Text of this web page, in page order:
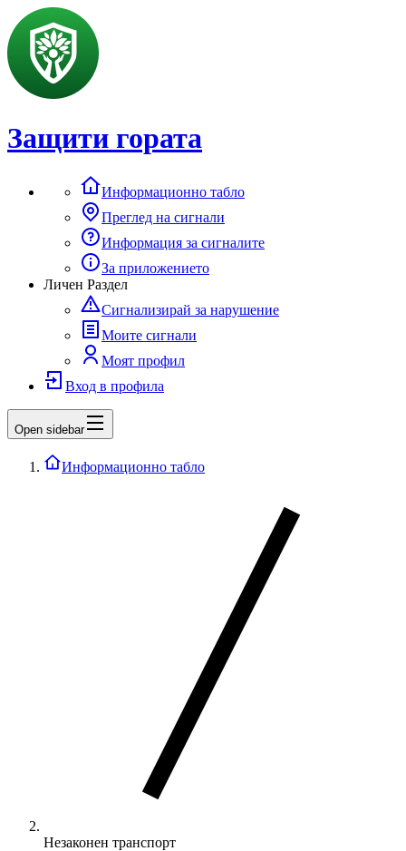
Защити гората
Информационно табло
Преглед на сигнали
Информация за сигналите
За приложението
Личен Раздел
Сигнализирай за нарушение
Моите сигнали
Моят профил
Вход в профила
Open sidebar
Информационно табло
Незаконен транспорт